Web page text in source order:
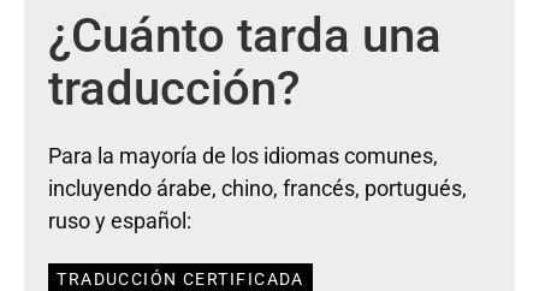
¿Cuánto tarda una
traducción?
Para la mayoría de los idiomas comunes,
incluyendo árabe, chino, francés, portugués,
ruso y español:
TRADUCCIÓN CERTIFICADA